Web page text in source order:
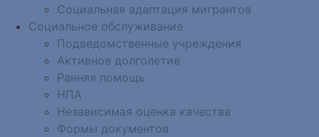
Социальная адаптация мигрантов
Социальное обслуживание
Подведомственные учреждения
Активное долголетие
Ранняя помощь
НПА
Независимая оценка качества
Формы документов